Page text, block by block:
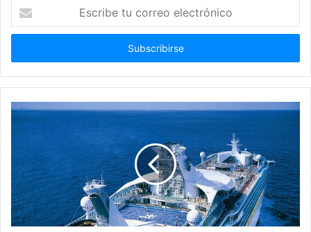
correo